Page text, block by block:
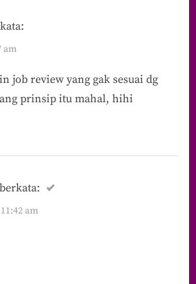
am
job review yang gak sesuai dg
prinsip itu mahal, hihi
berkata:
am